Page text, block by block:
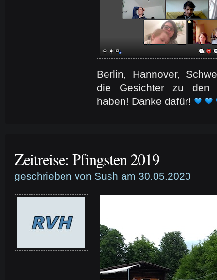
Berlin, Hannover,
die Gesichter zu den
haben! Danke dafür!
Zeitreise: Pfingsten 2019
geschrieben von Sush am 30.05.2020